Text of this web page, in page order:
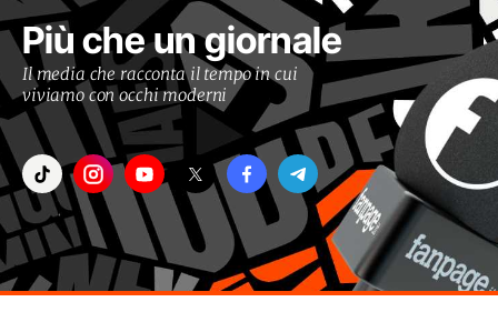
Più che un giornale
Il media che racconta il tempo in cui
viviamo con occhi moderni